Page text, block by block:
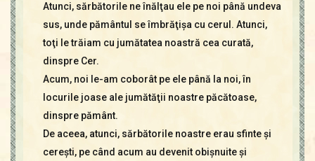
Atunci, sărbătorile ne înălţau ele pe noi până undeva
sus, unde pământul se îmbrăţişa cu cerul. Atunci,
toţi le trăiam cu jumătatea noastră cea curată,
dinspre Cer.
Acum, noi le-am coborât pe ele până la noi, în
locurile joase ale jumătăţii noastre păcătoase,
dinspre pământ.
De aceea, atunci, sărbătorile noastre erau sfinte şi
cereşti, pe când acum au devenit obişnuite şi